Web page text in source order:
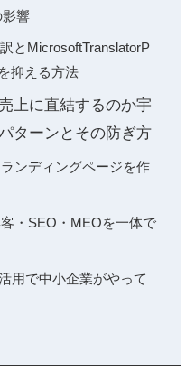
響
とMicrosoftTranslatorP
抑える方法
上に直結するのか宇
ターンとその防ぎ方
ンディングページを作
・SEO・MEOを一体で
用で中小企業がやって